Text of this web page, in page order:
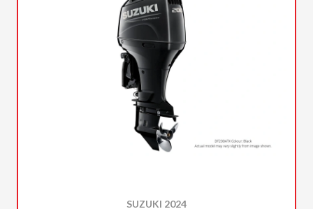
SUZUKI 2024